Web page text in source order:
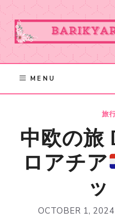
Skip
to
content
MENU
旅
中欧の旅
ロアチア
ッ
OCTOBER 1, 2024